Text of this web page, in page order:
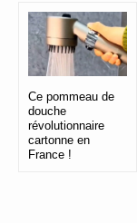
Ce pommeau de
douche
révolutionnaire
cartonne en
France !